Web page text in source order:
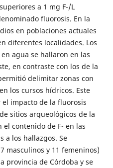
a 1 mg F-/L
fluorosis. En la
en poblaciones actuales
diferentes localidades. Los
agua se hallaron en las
en contraste con los de la
delimitar zonas con
los cursos hídricos. Este
impacto de la fluorosis
sitios arqueológicos de la
contenido de F- en las
a los hallazgos. Se
masculinos y 11 femeninos)
provincia de Córdoba y se